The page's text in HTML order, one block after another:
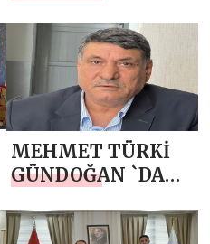
KARADAĞ `DAN
İSTANBUL’UN
FETHİ MESAJI
MEHMET TÜRKİ
GÜNDOĞAN `DAN
MESAJI